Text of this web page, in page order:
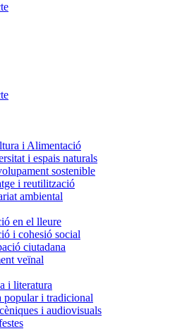
i Alimentació
i espais naturals
sostenible
i reutilització
ambiental
en el lleure
i cohesió social
ciutadana
veïnal
i literatura
popular i tradicional
i audiovisuals